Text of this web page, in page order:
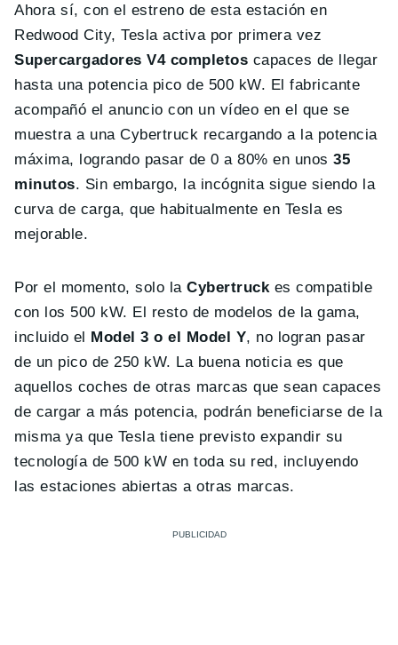
Ahora sí, con el estreno de esta estación en
Redwood City, Tesla activa por primera vez
Supercargadores V4 completos capaces de llegar
hasta una potencia pico de 500 kW. El fabricante
acompañó el anuncio con un vídeo en el que se
muestra a una Cybertruck recargando a la potencia
máxima, logrando pasar de 0 a 80% en unos35
minutos. Sin embargo, la incógnita sigue siendo la
curva de carga, que habitualmente en Tesla es
mejorable.
Por el momento, solo laCybertruckes compatible
con los 500 kW. El resto de modelos de la gama,
incluido el Model 3 o el Model Y, no logran pasar
de un pico de 250 kW. La buena noticia es que
aquellos coches de otras marcas que sean capaces
de cargar a más potencia, podrán beneficiarse de la
misma ya que Tesla tiene previsto expandir su
tecnología de 500 kW en toda su red, incluyendo
las estaciones abiertas a otras marcas.